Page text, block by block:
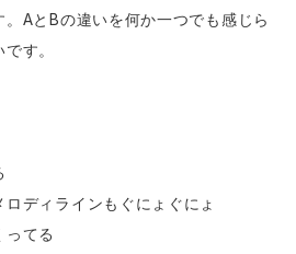
AとBの違いを何か一つでも感じら
す。
ロディラインもぐにょぐにょ
ってる